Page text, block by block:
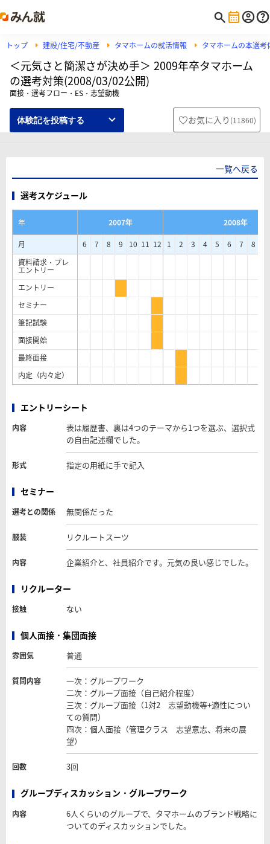
トップ 建設/住宅/不動産 タマホームの就活情報 タマホームの本選考
＜元気さと簡潔さが決め手＞ 2009年卒タマホーム
の選考対策(2008/03/02公開)
面接・選考フロー・ES・志望動機
体験記を投稿する お気に入り (11860)
一覧へ戻る
選考スケジュール
年 2007年
2008年
月
6 7 8 9 10 11 12 1 2 3 4 5 6 7 8
資料請求・プレ
エントリー
エントリー
セミナー
筆記試験
面接開始
最終面接
内定（内々定）
エントリーシート
内容
表は履歴書、裏は4つのテーマから1つを選ぶ、選択式
の自由記述欄でした。
形式 指定の用紙に手で記入
セミナー
選考との関係 無関係だった
服装 リクルートスーツ
内容 企業紹介と、社員紹介です。元気の良い感じでした。
リクルーター
接触 ない
個人面接・集団面接
雰囲気 普通
質問内容
一次：グループワーク
二次：グループ面接（自己紹介程度）
三次：グループ面接（1対2 志望動機等+適性につい
ての質問）
四次：個人面接（管理クラス 志望意志、将来の展
望）
回数 3回
グループディスカッション・グループワーク
内容
6人くらいのグループで、タマホームのブランド戦略に
ついてのディスカッションでした。